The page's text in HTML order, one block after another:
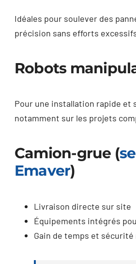
Idéales pour soulever des
précision sans efforts
Robots
Pour une installation rapide et
notamment sur les projets
Camion-grue (
Emaver)
Livraison directe sur site
Équipements intégrés
Gain de temps et